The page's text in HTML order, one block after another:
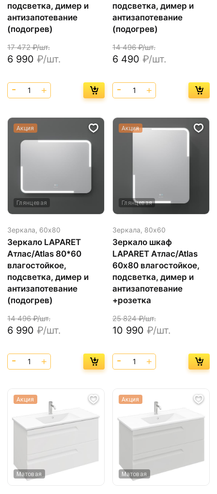
подсветка, димер и
антизапотевание
(подогрев)
17 472₽/шт.
6 990 ₽/шт.
подсветка, димер и
антизапотевание
(подогрев)
14 496₽/шт.
6 490 ₽/шт.
Акция
Глянцевая
Зеркала, 60х80
Зеркало LAPARET
Атлас/Atlas 80*60
влагостойкое,
подсветка, димер и
антизапотевание
(подогрев)
14 496₽/шт.
6 990 ₽/шт.
Акция
Глянцевая
Зеркала, 80х60
Зеркало шкаф
LAPARET Атлас/Atlas
60х80 влагостойкое,
подсветка, димер и
антизапотевание
+розетка
25 824₽/шт.
10 990 ₽/шт.
Акция
Матовая
Акция
Матовая